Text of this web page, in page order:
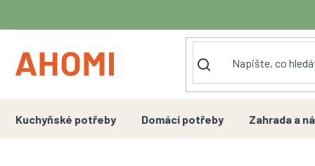
obsah
Kuchyňské potřeby Domácí potřeby Zahrada a